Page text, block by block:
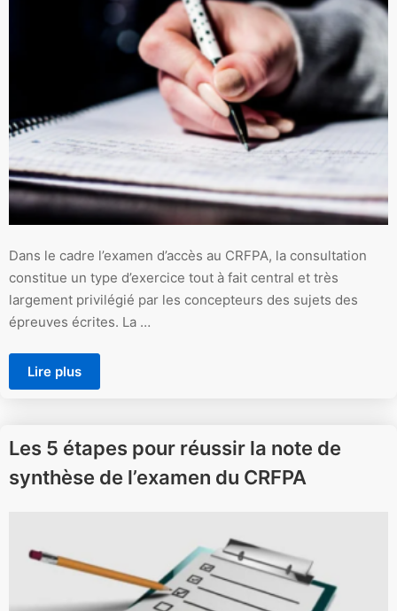
Dans le cadre l’examen d’accès au CRFPA, la consultation
constitue un type d’exercice tout à fait central et très
largement privilégié par les concepteurs des sujets des
épreuves écrites. La …
Lire plus
Les 5 étapes pour réussir la note de
synthèse de l’examen du CRFPA